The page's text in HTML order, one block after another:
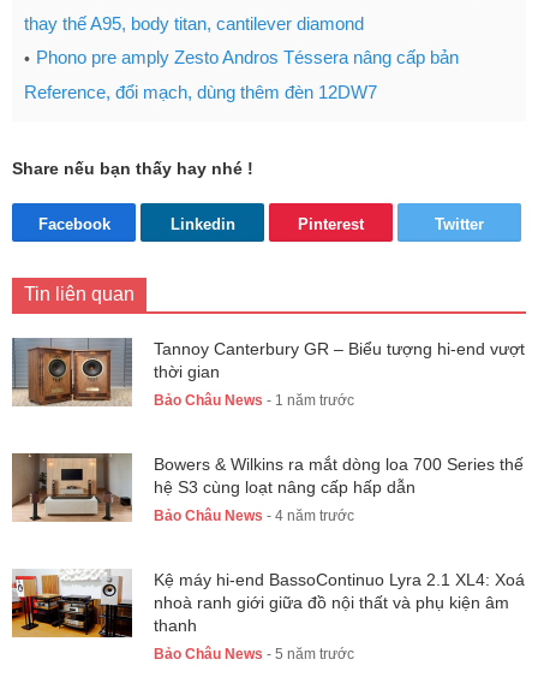
thay thế A95, body titan, cantilever diamond
Phono pre amply Zesto Andros Téssera nâng cấp bản
Reference, đổi mạch, dùng thêm đèn 12DW7
Share nếu bạn thấy hay nhé !
Facebook Linkedin Pinterest Twitter
Tin liên quan
Tannoy Canterbury GR – Biểu tượng hi-end vượt
thời gian
Bảo Châu News - 1 năm trước
Bowers & Wilkins ra mắt dòng loa 700 Series thế
hệ S3 cùng loạt nâng cấp hấp dẫn
Bảo Châu News - 4 năm trước
Kệ máy hi-end BassoContinuo Lyra 2.1 XL4: Xoá
nhoà ranh giới giữa đồ nội thất và phụ kiện âm
thanh
Bảo Châu News - 5 năm trước